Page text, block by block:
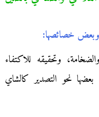
وبعض خصائصها:
وتحقيقه للاكتفاء
نحو التصدير كالشاي